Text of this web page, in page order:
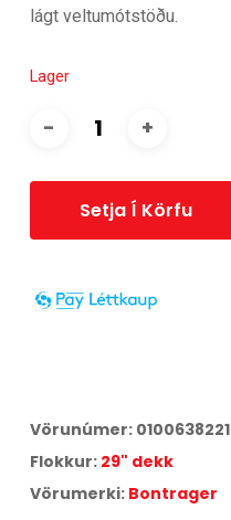
lágt veltumótstöðu.
Lager
Setja Í Körfu
Vörunúmer: 0100638221
Flokkur: 29" dekk
Vörumerki: Bontrager